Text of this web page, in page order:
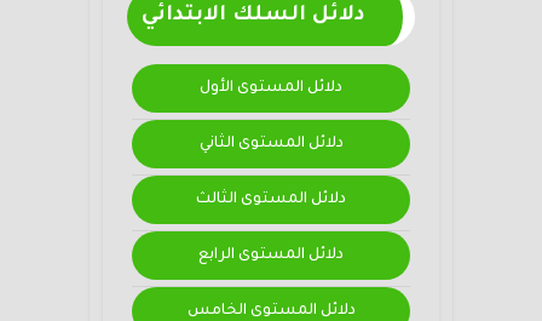
دلائل السلك الابتدائي
دلائل المستوى الأول
دلائل المستوى الثاني
دلائل المستوى الثالث
دلائل المستوى الرابع
دلائل المستوى الخامس